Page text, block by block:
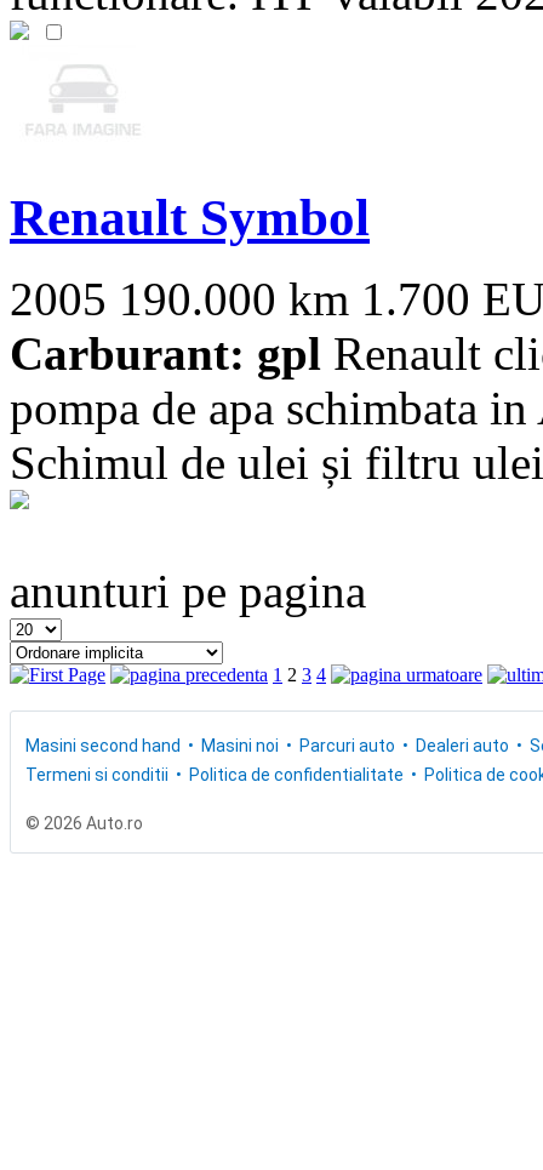
Renault Symbol
2005 190.000 km 1.700
Carburant: gpl Renault
pompa de apa schimbata
Schimul de ulei și filtru
anunturi pe pagina
1 2 3 4
Masini second hand Masini noi Parcuri auto Dealeri auto
Termeni si conditii
Politica de confidentialitate Politica de
© 2026 Auto.ro